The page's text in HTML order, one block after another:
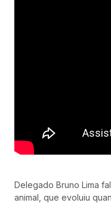
Delegado Bruno Lima
animal, que evoluiu